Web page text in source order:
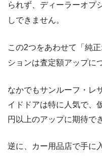
られず、ディーラーオプ
しできません。
この2つをあわせて「純
ションは査定額アップに
なかでもサンルーフ・レ
イドドアは特に人気で、
円以上のアップに期待で
逆に、カー用品店で手に